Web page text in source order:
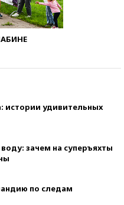
истории удивительных
зачем на суперъяхты
по следам